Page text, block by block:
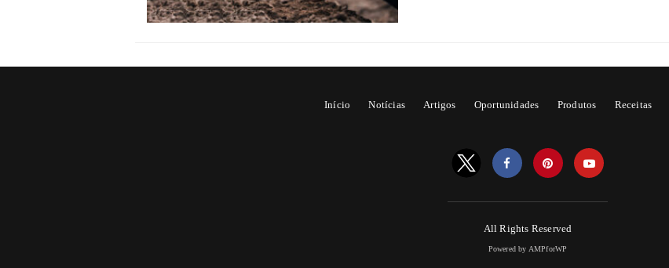
Início Notícias Artigos Oportunidades Produtos Receitas
All Rights Reserved
Powered by AMPforWP